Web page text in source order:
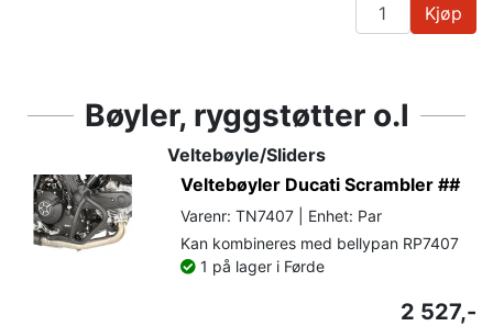
Kjøp
Bøyler, ryggstøtter o.l
Veltebøyle/Sliders
Veltebøyler Ducati Scrambler ##
Varenr: TN7407 | Enhet: Par
Kan kombineres med bellypan RP7407
1 på lager i Førde
2 527,-